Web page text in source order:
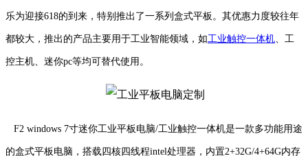
乐为迎接618的到来，特别推出了一系列盒式平板。其优惠力度较往年
都较大，推出的产品主要用于工业智能领域，如工业触控一体机、工
控主机、迷你pc等均可替代使用。
F2 windows 7寸迷你工业平板电脑/工业触控一体机是一款多功能用途
的盒式平板电脑，搭载四核四线程intel处理器，内置2+32G/4+64G内存